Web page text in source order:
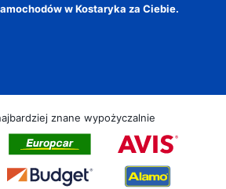
w Kostaryka za Ciebie.
znane wypożyczalnie